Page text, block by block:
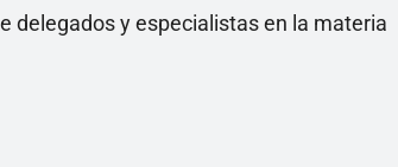
delegados y especialistas en la materia